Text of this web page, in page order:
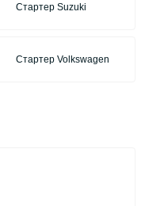
Стартер Suzuki
Стартер Volkswagen